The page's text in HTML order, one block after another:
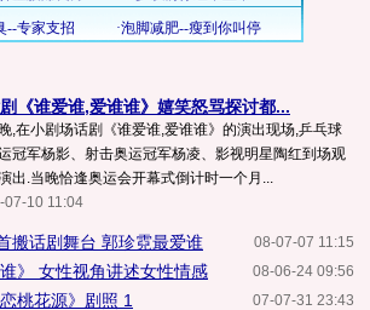
《谁爱谁,爱谁谁》嬉笑怒骂探讨都...
,在小剧场话剧《谁爱谁,爱谁谁》的演出现场,乒乓球
冠军杨影、射击奥运冠军杨凌、影视明星陶红到场观
出.当晚恰逢奥运会开幕式倒计时一个月...
07-10 11:04
08-07-07 11:15
搬话剧舞台 郭珍霓最爱谁
08-06-24 09:56
》 女性视角讲述女性情感
07-07-31 23:43
桃花源》剧照 1